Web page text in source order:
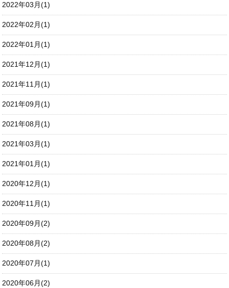
2022年03月(1)
2022年02月(1)
2022年01月(1)
2021年12月(1)
2021年11月(1)
2021年09月(1)
2021年08月(1)
2021年03月(1)
2021年01月(1)
2020年12月(1)
2020年11月(1)
2020年09月(2)
2020年08月(2)
2020年07月(1)
2020年06月(2)